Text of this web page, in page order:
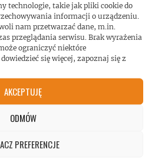
technologie, takie jak pliki cookie do
informacji o urządzeniu.
nam przetwarzać dane, m.in.
przeglądania serwisu. Brak wyrażenia
ograniczyć niektóre
się więcej, zapoznaj się z
AKCEPTUJĘ
ODMÓW
PREFERENCJE
TV